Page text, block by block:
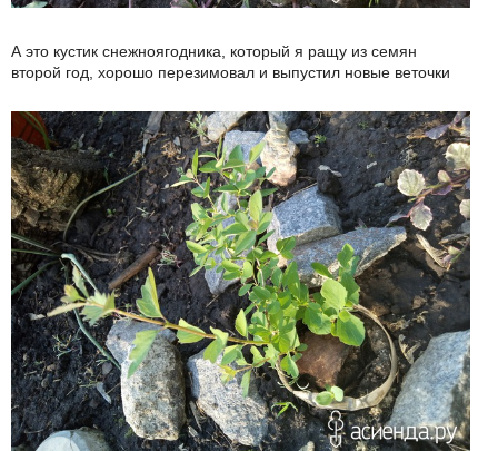
А это кустик снежноягодника, который я ращу из семян
второй год, хорошо перезимовал и выпустил новые веточки